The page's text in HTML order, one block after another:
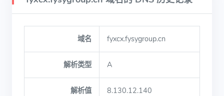
域名 fyxcx.fysygroup.cn
解析类型 A
解析值 8.130.12.140